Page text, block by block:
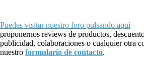
Puedes visitar nuestro foro pulsando aquí
proponernos reviews de productos,
publicidad, colaboraciones o cualquier otra
nuestro formulario de contacto.